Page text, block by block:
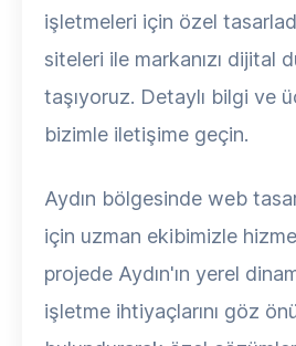
işletmeleri için özel
siteleri ile markanızı dijital
taşıyoruz. Detaylı bilgi ve
bizimle iletişime geçin.
Aydın bölgesinde web
için uzman ekibimizle
projede Aydın'ın yerel
işletme ihtiyaçlarını göz